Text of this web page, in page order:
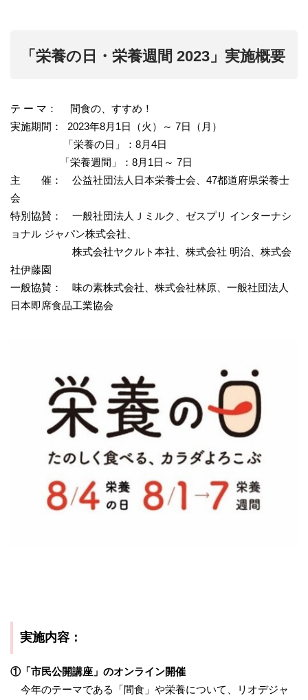
「栄養の日・栄養週間 2023 」実施概要
テ ー マ： 間食の、すすめ！
実施期間： 2023年8月1日（火）～ 7日（月）
「栄養の日」：8月4日
「栄養週間」：8月1日～ 7日
主 催： 公益社団法人日本栄養士会、47都道府県栄養士
会
特別協賛： 一般社団法人Ｊミルク、ゼスプリ インターナシ
ョナル ジャパン株式会社、
株式会社ヤクルト本社、株式会社 明治、株式会
社伊藤園
一般協賛： 味の素株式会社、株式会社林原、一般社団法人
日本即席食品工業協会
実施内容：
①「市民公開講座」のオンライン開催
今年のテーマである「間食」や栄養について、リオデジャ